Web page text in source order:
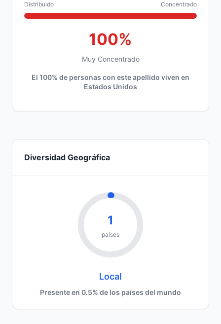
Distribuido Concentrado
100%
Muy Concentrado
El 100% de personas con este apellido viven en
Estados Unidos
Diversidad Geográfica
1
países
Local
Presente en 0.5% de los países del mundo